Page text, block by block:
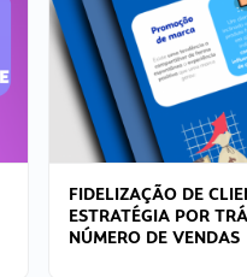
FIDELIZAÇÃO DE
ESTRATÉGIA POR
NÚMERO DE VENDAS